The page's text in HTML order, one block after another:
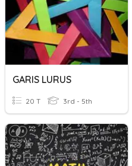
GARIS LURUS
20 T 3rd - 5th